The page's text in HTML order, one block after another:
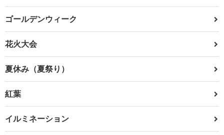
ゴールデンウィーク
花火大会
夏休み（夏祭り）
紅葉
イルミネーション